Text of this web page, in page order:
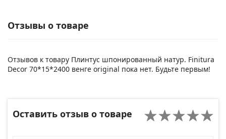
Отзывы о товаре
Отзывов к товару Плинтус шпонированный натур. Finitura
Decor 70*15*2400 венге original пока нет. Будьте первым!
Оставить отзыв о товаре